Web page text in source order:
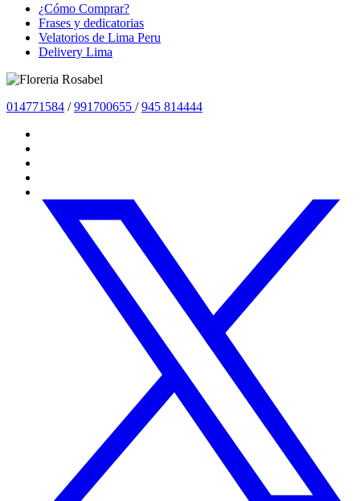
¿Cómo Comprar?
Frases y dedicatorias
Velatorios de Lima Peru
Delivery Lima
014771584 /991700655 /945 814444